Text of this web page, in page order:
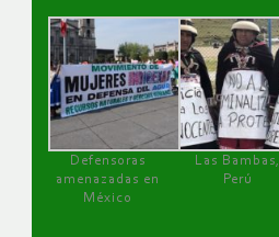
Defensoras
amenazadas en
México
Las Bambas,
Perú